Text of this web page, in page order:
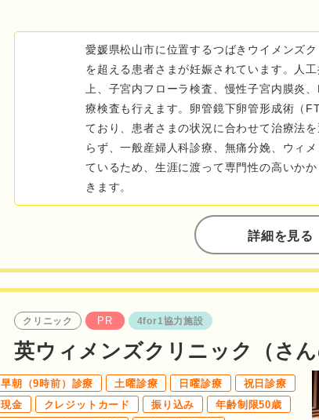
愛媛県松山市に位置するつばきウイメンズ
を超える患者さまが妊娠されています。人
上、子宮内フローラ検査、慢性子宮内膜炎
療検査も行えます。卵管鏡下卵管形成術（
ており、患者さまの状況に合わせて治療法
らず、一般産婦人科診療、無痛分娩、ウィ
ているため、生涯に渡って専門性の高いか
きます。
詳細を見る
クリニック PR 4for1協力施設
英ウィメンズクリニック（さん
早朝（9時前）診療 土曜診療 日曜診療
祝日診療
現金
クレジットカード 振り込み
年齢制限50歳